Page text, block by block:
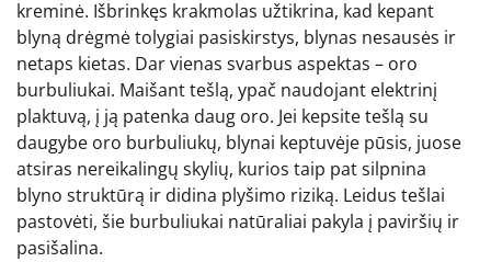
kreminė. Išbrinkęs krakmolas užtikrina, kad kepant
blyną drėgmė tolygiai pasiskirstys, blynas nesausės ir
netaps kietas. Dar vienas svarbus aspektas – oro
burbuliukai. Maišant tešlą, ypač naudojant elektrinį
plaktuvą, į ją patenka daug oro. Jei kepsite tešlą su
daugybe oro burbuliukų, blynai keptuvėje pūsis, juose
atsiras nereikalingų skylių, kurios taip pat silpnina
blyno struktūrą ir didina plyšimo riziką. Leidus tešlai
pastovėti, šie burbuliukai natūraliai pakyla į paviršių ir
pasišalina.